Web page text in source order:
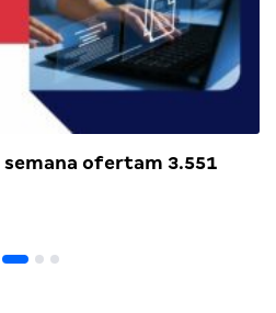
ofertam 3.551